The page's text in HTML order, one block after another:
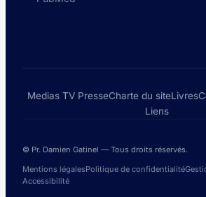
Medias TV PresseCharte du siteLivres
Liens
© Pr. Damien Gatinel — Tous droits réservés.
Mentions légalesPolitique de confidentialité
Accessibilité